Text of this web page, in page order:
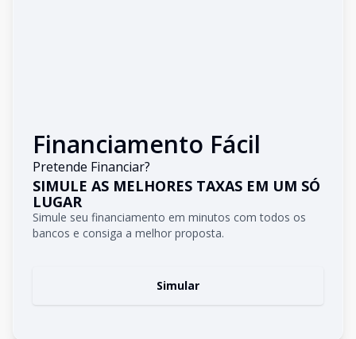
Financiamento Fácil
Pretende Financiar?
SIMULE AS MELHORES TAXAS EM UM SÓ
LUGAR
Simule seu financiamento em minutos com todos os
bancos e consiga a melhor proposta.
Simular